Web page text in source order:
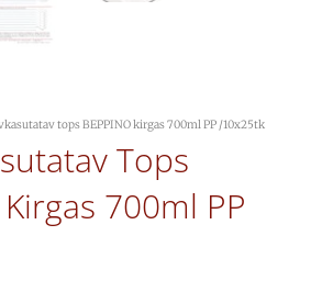
tops BEPPINO kirgas 700ml PP /10x25tk
Tops
700ml PP